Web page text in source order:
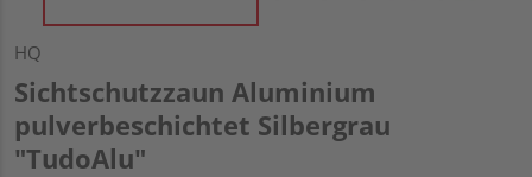
HQ
Sichtschutzzaun Aluminium
pulverbeschichtet Silbergrau
"TudoAlu"